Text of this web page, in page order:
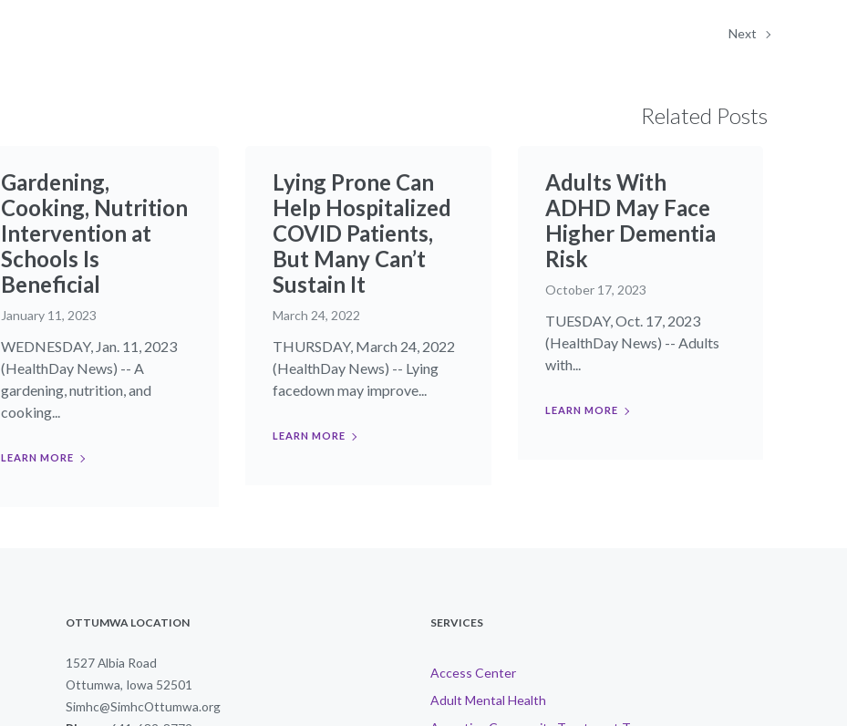
Next
Related Posts
Gardening,
Cooking, Nutrition
Intervention at
Schools Is
Beneficial
January 11, 2023
WEDNESDAY, Jan. 11, 2023
(HealthDay News) -- A
gardening, nutrition, and
cooking...
LEARN MORE
Lying Prone Can
Help Hospitalized
COVID Patients,
But Many Can’t
Sustain It
March 24, 2022
THURSDAY, March 24, 2022
(HealthDay News) -- Lying
facedown may improve...
LEARN MORE
Adults With
ADHD May Face
Higher Dementia
Risk
October 17, 2023
TUESDAY, Oct. 17, 2023
(HealthDay News) -- Adults
with...
LEARN MORE
OTTUMWA LOCATION
1527 Albia Road
Ottumwa, Iowa 52501
Simhc@SimhcOttumwa.org
SERVICES
Access Center
Adult Mental Health